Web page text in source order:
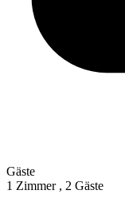
Gäste
1 Zimmer , 2 Gäste